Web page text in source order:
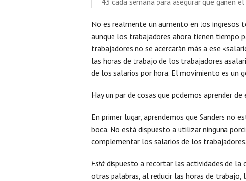
No es realmente un aumento en los ingresos
aunque los trabajadores ahora tienen tiempo
trabajadores no se acercarán más a ese
las horas de trabajo de los trabajadores
de los salarios por hora. El movimiento es un
Hay un par de cosas que podemos aprender de
En primer lugar, aprendemos que Sanders no
boca. No está dispuesto a utilizar ninguna
complementar los salarios de los trabajadores.
Está dispuesto a recortar las actividades de la
otras palabras, al reducir las horas de trabajo,